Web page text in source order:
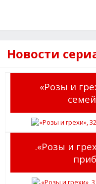
Новости
«Розы и
.«Розы и